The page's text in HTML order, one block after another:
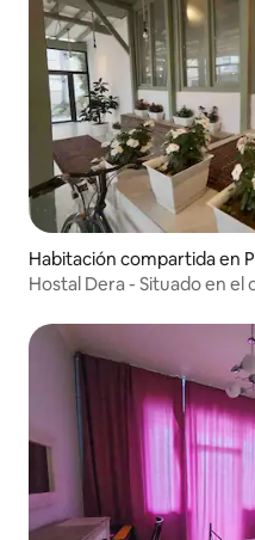
Habitación compartida en
Hostal Dera - Situado en el